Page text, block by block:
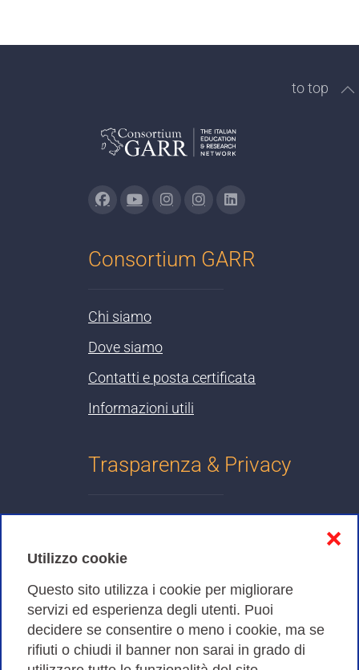
Utilizzo cookie
Questo sito utilizza i cookie per migliorare
servizi ed esperienza degli utenti. Puoi
decidere se consentire o meno i cookie, ma se
rifiuti o chiudi il banner non sarai in grado di
❌
to top
Consortium GARR
Chi siamo
Dove siamo
Contatti e posta certificata
Informazioni utili
Trasparenza & Privacy
Cookies Policy
Amministrazione trasparente
Bandi di Gara